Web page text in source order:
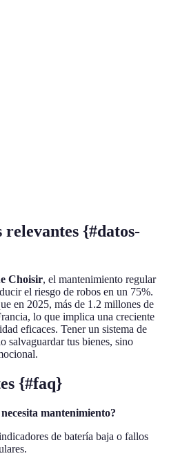
relevantes {#datos-
Choisir, el mantenimiento regular
el riesgo de robos en un 75%.
en 2025, más de 1.2 millones de
lo que implica una creciente
eficaces. Tener un sistema de
salvaguardar tus bienes, sino
{#faq}
mantenimiento?
de batería baja o fallos